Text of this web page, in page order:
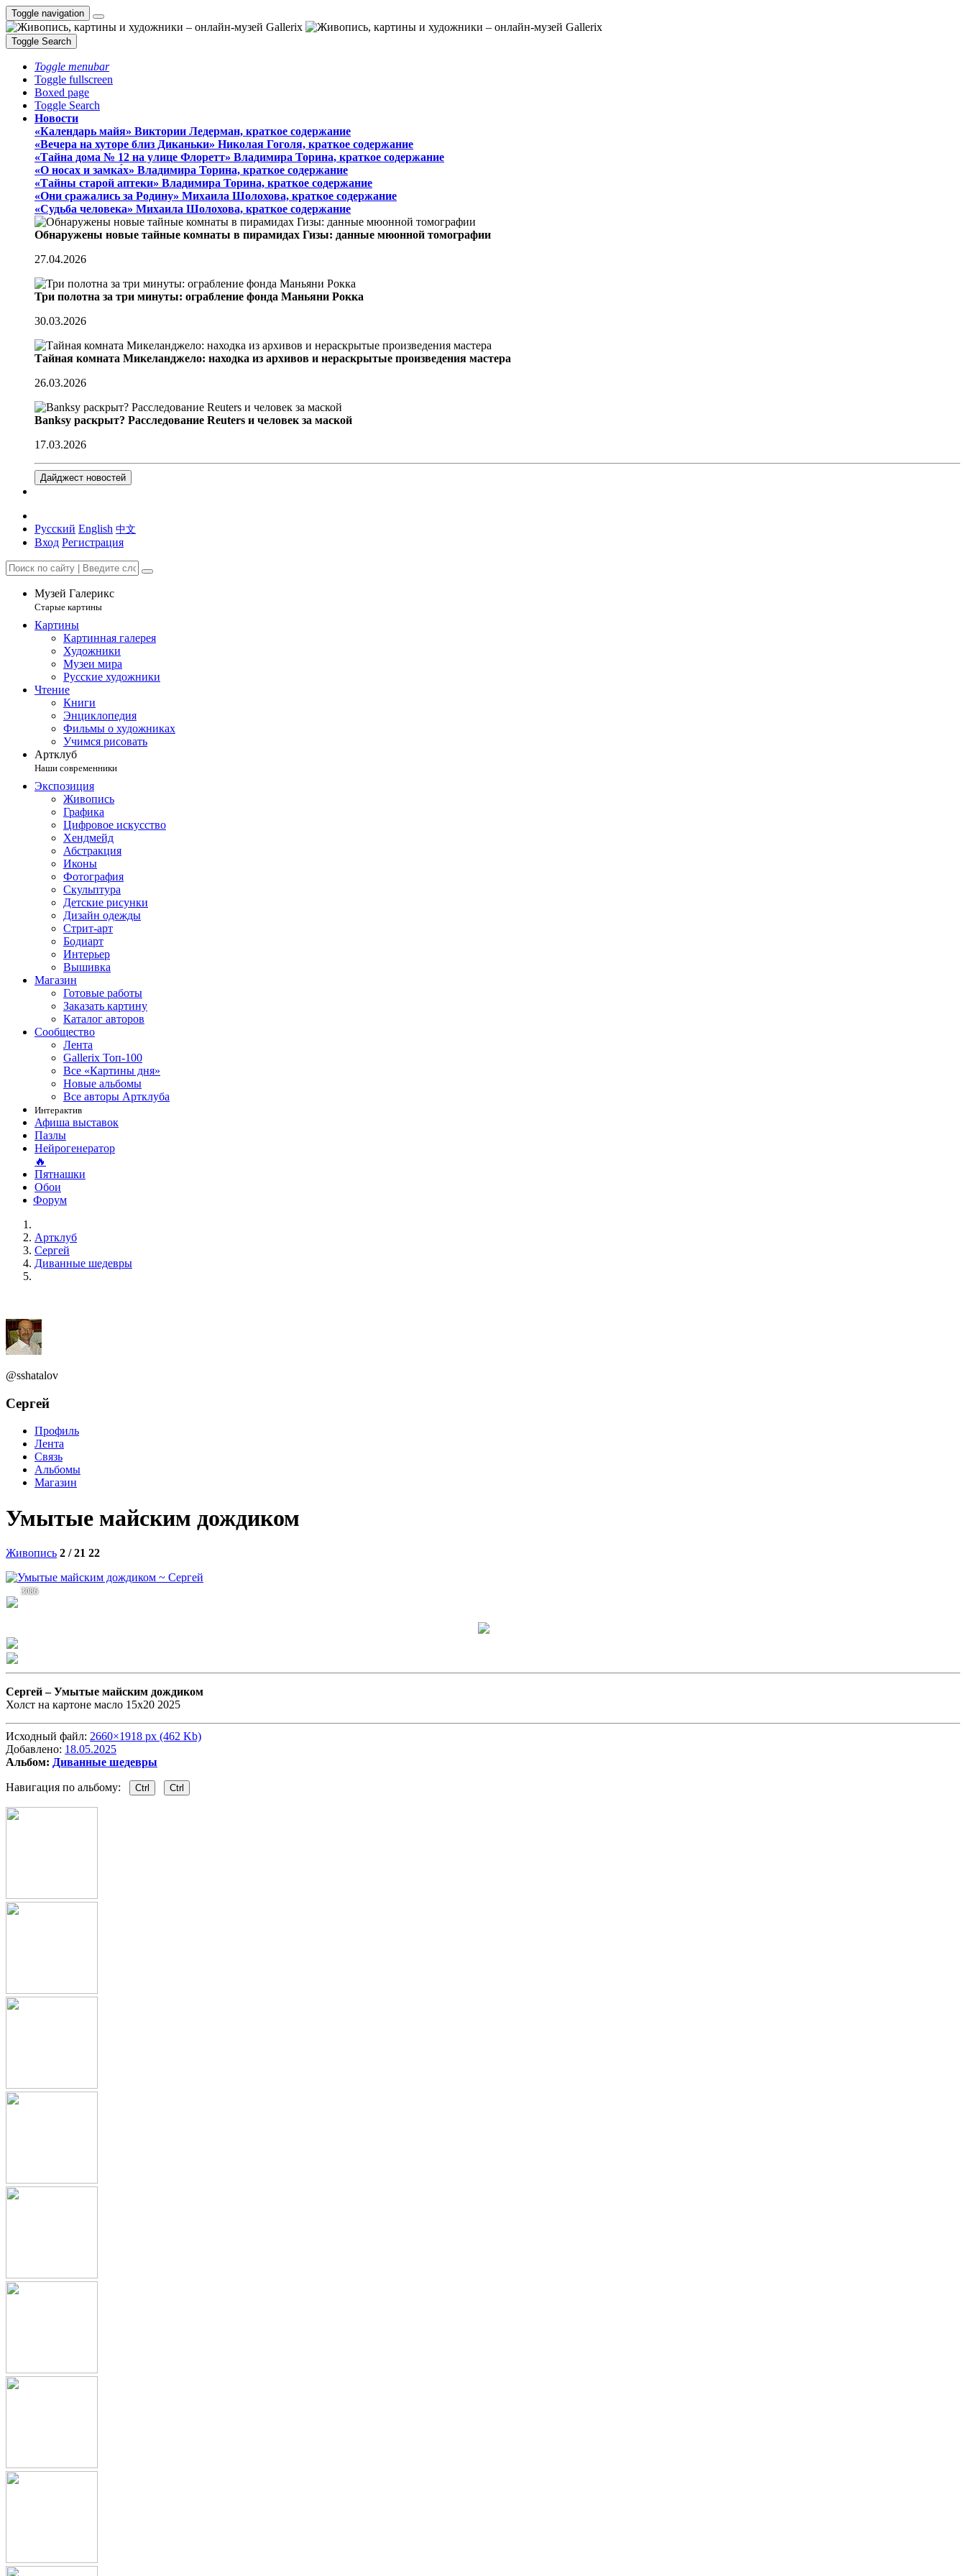
Toggle navigation
Toggle Search
Toggle menubar
Toggle fullscreen
Boxed page
Toggle Search
Новости
«Календарь майя» Виктории Ледерман, краткое содержание
«Вечера на хуторе близ Диканьки» Николая Гоголя, краткое содержание
«Тайна дома № 12 на улице Флоретт» Владимира Торина, краткое содержание
«О носах и замка́х» Владимира Торина, краткое содержание
«Тайны старой аптеки» Владимира Торина, краткое содержание
«Они сражались за Родину» Михаила Шолохова, краткое содержание
«Судьба человека» Михаила Шолохова, краткое содержание
Обнаружены новые тайные комнаты в пирамидах Гизы: данные мюонной томографии
27.04.2026
Три полотна за три минуты: ограбление фонда Маньяни Рокка
30.03.2026
Тайная комната Микеланджело: находка из архивов и нераскрытые произведения мастера
26.03.2026
Banksy раскрыт? Расследование Reuters и человек за маской
17.03.2026
Дайджест новостей
Русский English 中文
Вход Регистрация
Музей Галерикс
Старые картины
Картины
Картинная галерея
Художники
Музеи мира
Русские художники
Чтение
Книги
Энциклопедия
Фильмы о художниках
Учимся рисовать
Артклуб
Наши современники
Экспозиция
Живопись
Графика
Цифровое искусство
Хендмейд
Абстракция
Иконы
Фотография
Скульптура
Детские рисунки
Дизайн одежды
Стрит-арт
Бодиарт
Интерьер
Вышивка
Магазин
Готовые работы
Заказать картину
Каталог авторов
Сообщество
Лента
Gallerix Топ-100
Все «Картины дня»
Новые альбомы
Все авторы Артклуба
Интерактив
Афиша выставок
Пазлы
Нейрогенератор
🔥
Пятнашки
Обои
Форум
Артклуб
Сергей
Диванные шедевры
@sshatalov
Сергей
Профиль
Лента
Связь
Альбомы
Магазин
Умытые майским дождиком
Живопись 2 / 21 22
3086
Сергей –Умытые майским дождиком
Холст на картоне масло 15х20 2025
Исходный файл: 2660×1918 px (462 Kb)
Добавлено: 18.05.2025
Альбом: Диванные шедевры
Навигация по альбому: Ctrl Ctrl